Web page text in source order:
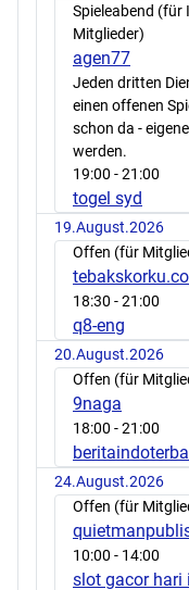
Spieleabend (für
Mitglieder)
agen77
Jeden dritten
einen offenen
schon da -
werden.
19:00 - 21:00
togel syd
19.August.2026
Offen (für
18:30 - 21:00
q8-eng
20.August.2026
Offen (für
9naga
18:00 - 21:00
24.August.2026
Offen (für
10:00 - 14:00
slot gacor hari